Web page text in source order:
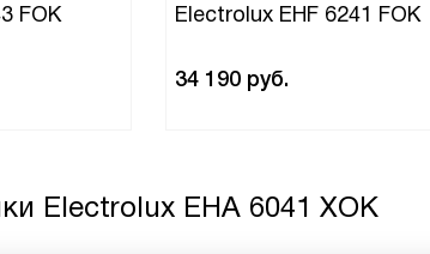
FOK Electrolux EHF 6241 FOK
34 190 руб.
Electrolux EHA 6041 XOK